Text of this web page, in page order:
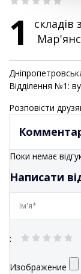
1
складів
Відділення №1:
Розповісти
Поки немає
Написати
:
Изображение